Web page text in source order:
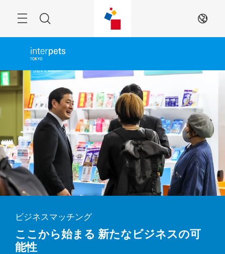
Search JA
ビジネスマッチング
ここから始まる 新たなビジネスの可
能性